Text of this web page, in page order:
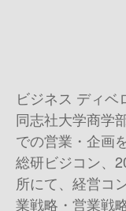
ビジネス ディベ
同志社大学商学
での営業・企画
総研ビジコン、
所にて、経営コ
業戦略・営業戦